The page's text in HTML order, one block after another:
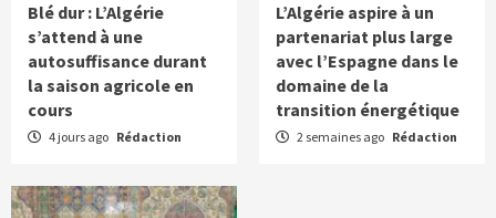
Blé dur : L’Algérie
s’attend à une
autosuffisance durant
la saison agricole en
cours
4 jours ago Rédaction
L’Algérie aspire à un
partenariat plus large
avec l’Espagne dans le
domaine de la
transition énergétique
2 semaines ago Rédaction